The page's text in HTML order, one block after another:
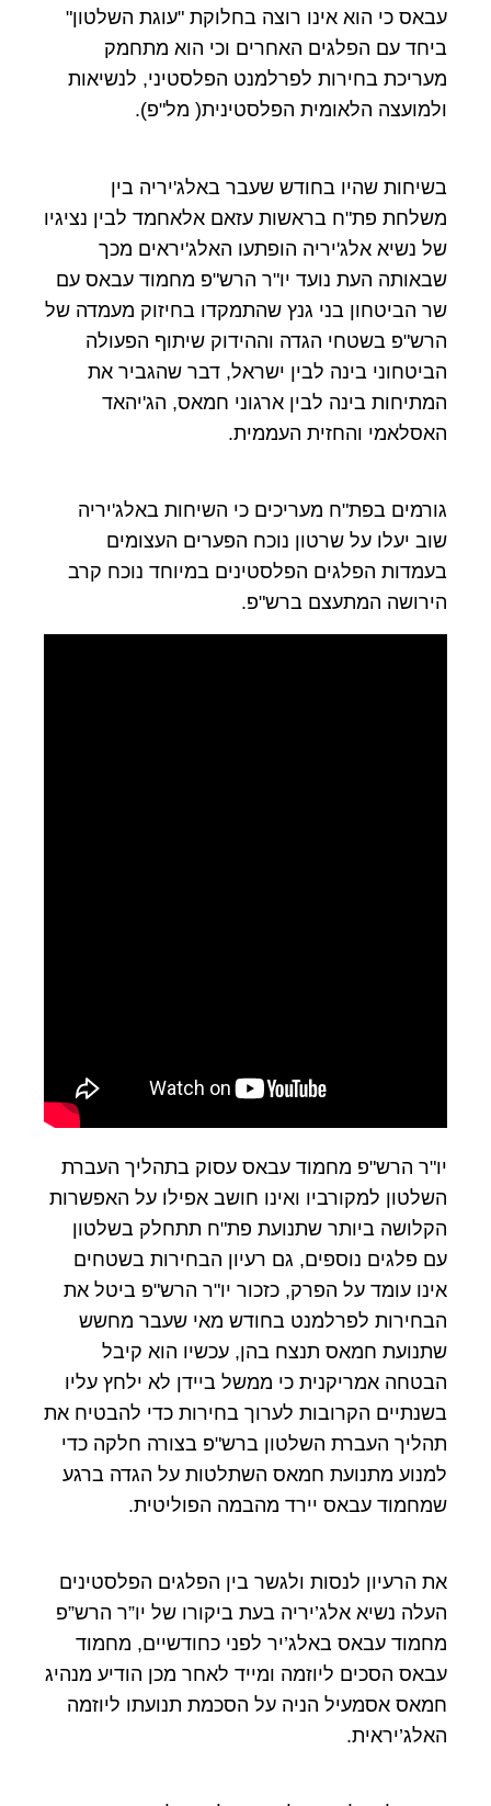
עבאס כי הוא אינו רוצה בחלוקת "עוגת השלטון"
ביחד עם הפלגים האחרים וכי הוא מתחמק
מעריכת בחירות לפרלמנט הפלסטיני, לנשיאות
ולמועצה הלאומית הפלסטינית( מל"פ).
בשיחות שהיו בחודש שעבר באלג'יריה בין
משלחת פת"ח בראשות עזאם אלאחמד לבין נציגיו
של נשיא אלג'יריה הופתעו האלג'יראים מכך
שבאותה העת נועד יו"ר הרש"פ מחמוד עבאס עם
שר הביטחון בני גנץ שהתמקדו בחיזוק מעמדה של
הרש"פ בשטחי הגדה וההידוק שיתוף הפעולה
הביטחוני בינה לבין ישראל, דבר שהגביר את
המתיחות בינה לבין ארגוני חמאס, הג'יהאד
האסלאמי והחזית העממית.
גורמים בפת"ח מעריכים כי השיחות באלג'יריה
שוב יעלו על שרטון נוכח הפערים העצומים
בעמדות הפלגים הפלסטינים במיוחד נוכח קרב
הירושה המתעצם ברש"פ.
יו"ר הרש"פ מחמוד עבאס עסוק בתהליך העברת
השלטון למקורביו ואינו חושב אפילו על האפשרות
הקלושה ביותר שתנועת פת"ח תתחלק בשלטון
עם פלגים נוספים, גם רעיון הבחירות בשטחים
אינו עומד על הפרק, כזכור יו"ר הרש"פ ביטל את
הבחירות לפרלמנט בחודש מאי שעבר מחשש
שתנועת חמאס תנצח בהן, עכשיו הוא קיבל
הבטחה אמריקנית כי ממשל ביידן לא ילחץ עליו
בשנתיים הקרובות לערוך בחירות כדי להבטיח את
תהליך העברת השלטון ברש"פ בצורה חלקה כדי
למנוע מתנועת חמאס השתלטות על הגדה ברגע
שמחמוד עבאס יירד מהבמה הפוליטית.
את הרעיון לנסות ולגשר בין הפלגים הפלסטינים
העלה נשיא אלג’יריה בעת ביקורו של יו”ר הרש”פ
מחמוד עבאס באלג’יר לפני כחודשיים, מחמוד
עבאס הסכים ליוזמה ומייד לאחר מכן הודיע מנהיג
חמאס אסמעיל הניה על הסכמת תנועתו ליוזמה
האלג’יראית.